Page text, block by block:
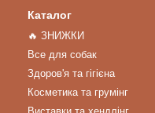
Каталог
🔥 ЗНИЖКИ
Все для собак
Здоров'я та гігієна
Косметика та грумінг